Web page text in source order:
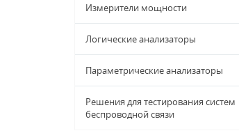
Измерители мощности
Логические анализаторы
Параметрические анализаторы
Решения для тестирования систем
беспроводной связи